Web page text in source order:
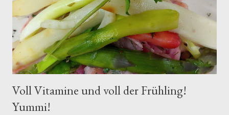
Strunk abschneiden. Die Blätter anschließend klein schneiden
und in eine Schüssel geben. Die Orangen filetieren und die
Kakis in Filets geschnitten dem Salat zufügen. Die Minze fein
schneiden...
Voll Vitamine und voll der Frühling!
Yummi!